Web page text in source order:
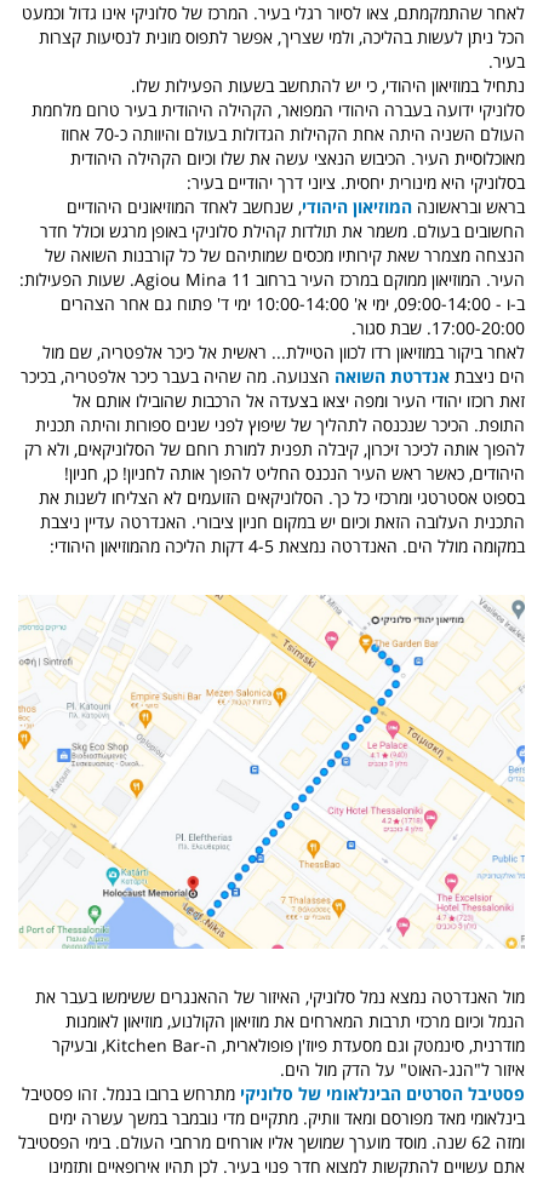
לאחר שהתמקמתם, צאו לסיור רגלי בעיר. המרכז של סלוניקי אינו גדול וכמעט
הכל ניתן לעשות בהליכה, ולמי שצריך, אפשר לתפוס מונית לנסיעות קצרות
בעיר.
נתחיל במוזיאון היהודי, כי יש להתחשב בשעות הפעילות שלו.
סלוניקי ידועה בעברה היהודי המפואר, הקהילה היהודית בעיר טרום מלחמת
העולם השניה היתה אחת הקהילות הגדולות בעולם והיוותה כ-70 אחוז
מאוכלוסיית העיר. הכיבוש הנאצי עשה את שלו וכיום הקהילה היהודית
בסלוניקי היא מינורית יחסית. ציוני דרך יהודיים בעיר:
בראש ובראשונה המוזיאון היהודי, שנחשב לאחד המוזיאונים היהודיים
החשובים בעולם. משמר את תולדות קהילת סלוניקי באופן מרגש וכולל חדר
הנצחה מצמרר שאת קירותיו מכסים שמותיהם של כל קורבנות השואה של
העיר. המוזיאון ממוקם במרכז העיר ברחוב Agiou Mina 11. שעות הפעילות:
ב-ו - 09:00-14:00, ימי א' 10:00-14:00 ימי ד' פתוח גם אחר הצהרים
17:00-20:00. שבת סגור.
לאחר ביקור במוזיאון רדו לכוון הטיילת... ראשית אל כיכר אלפטריה, שם מול
הים ניצבת אנדרטת השואה הצנועה. מה שהיה בעבר כיכר אלפטריה, בכיכר
זאת רוכזו יהודי העיר ומפה יצאו בצעדה אל הרכבות שהובילו אותם אל
התופת. הכיכר שנכנסה לתהליך של שיפוץ לפני שנים ספורות והיתה תכנית
להפוך אותה לכיכר זיכרון, קיבלה תפנית למורת רוחם של הסלוניקאים, ולא רק
היהודים, כאשר ראש העיר הנכנס החליט להפוך אותה לחניון! כן, חניון!
בספוט אסטרטגי ומרכזי כל כך. הסלוניקאים הזועמים לא הצליחו לשנות את
התכנית העלובה הזאת וכיום יש במקום חניון ציבורי. האנדרטה עדיין ניצבת
במקומה מולל הים. האנדרטה נמצאת 4-5 דקות הליכה מהמוזיאון היהודי:
מול האנדרטה נמצא נמל סלוניקי, האיזור של ההאנגרים ששימשו בעבר את
הנמל וכיום מרכזי תרבות המארחים את מוזיאון הקולנוע, מוזיאון לאומנות
מודרנית, סינמטק וגם מסעדת פיוז'ן פופולארית, ה-Kitchen Bar, ובעיקר
איזור ל"הנג-האוט" על הדק מול הים.
פסטיבל הסרטים הבינלאומי של סלוניקי מתרחש ברובו בנמל. זהו פסטיבל
בינלאומי מאד מפורסם ומאד וותיק. מתקיים מדי נובמבר במשך עשרה ימים
ומזה 62 שנה. מוסד מוערך שמושך אליו אורחים מרחבי העולם. בימי הפסטיבל
אתם עשויים להתקשות למצוא חדר פנוי בעיר. לכן תהיו אירופאיים ותזמינו